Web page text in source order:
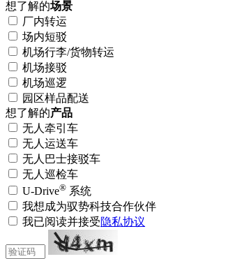
想了解的场景
厂内转运
场内短驳
机场行李/货物转运
机场接驳
机场巡逻
园区样品配送
想了解的产品
无人牵引车
无人运送车
无人巴士接驳车
无人巡检车
U-Drive® 系统
我想成为驭势科技合作伙伴
我已阅读并接受隐私协议